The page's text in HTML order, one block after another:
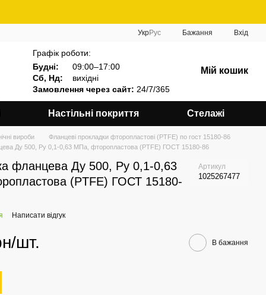
УкрРус Бажання Вхід
Графік роботи:
Будні:
09:00–17:00
Сб, Нд:
вихідні
Замовлення через сайт: 24/7/365
Мій кошик
Настільні покриття Стелажі
вироби
Фланцеві прокладки фторопластові (PTFE) по гост 15180-86
Ду 500, Ру 0,1-0,63 МПа, фторопластова (PTFE) ГОСТ 15180-86
фланцева Ду 500, Ру 0,1-0,63
(PTFE) ГОСТ 15180-
Артикул
1025267477
Написати відгук
шт. В бажання